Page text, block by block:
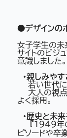
●デザイン
女子学生の未
サイトのビジ
意識しました。
・親しみや
若い世代に
大人の視点
よく採用。
・歴史と未
『1949年の
ピソードや卒